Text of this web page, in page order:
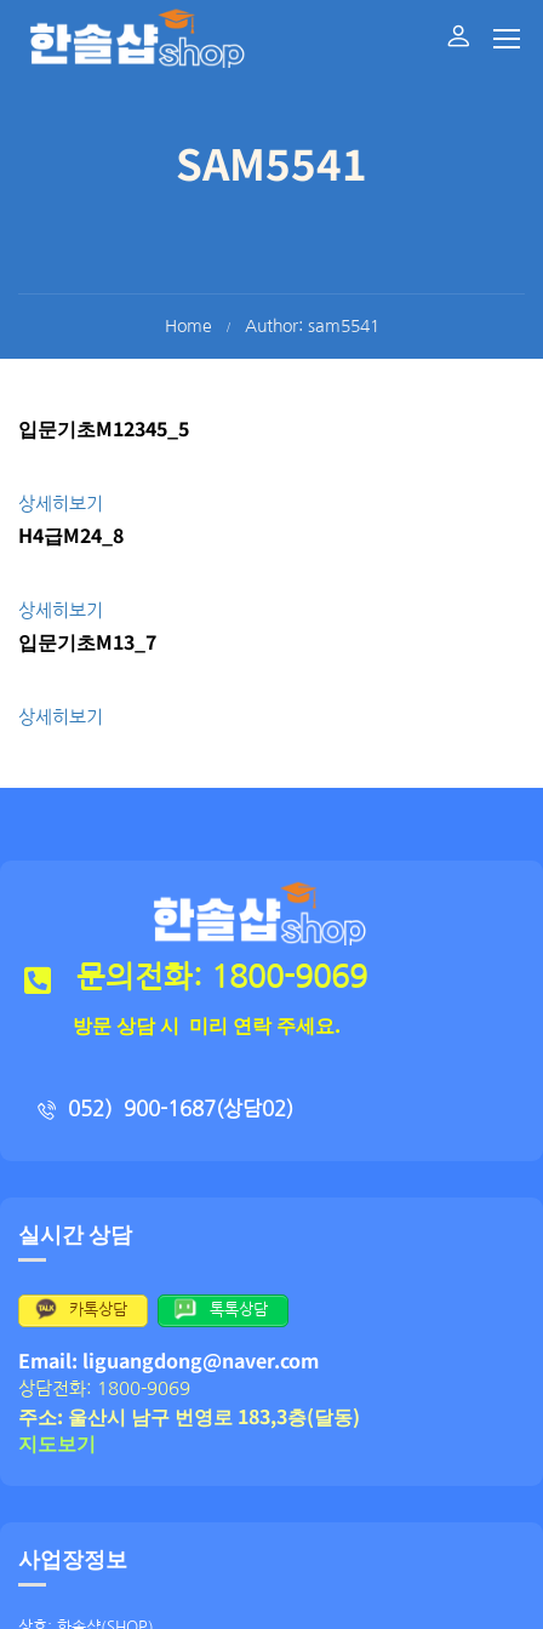
SAM5541
Home Author: sam5541
입문기초M12345_5
상세히보기
H4급M24_8
상세히보기
입문기초M13_7
상세히보기
문의전화: 1800-9069
방문 상담 시 미리 연락 주세요.
052）900-1687(상담02)
실시간 상담
카톡상담 톡톡상담
Email: liguangdong@naver.com
상담전화: 1800-9069
주소: 울산시 남구 번영로 183,3층(달동)
지도보기
사업장정보